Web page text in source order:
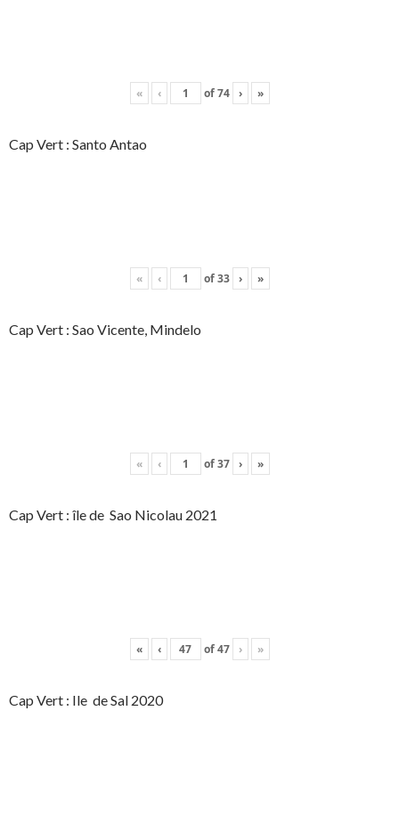
« ‹ of74 › »
Cap Vert : Santo Antao
« ‹ of33 › »
Cap Vert : Sao Vicente, Mindelo
« ‹ of37 › »
Cap Vert : île de Sao Nicolau 2021
« ‹ of47 › »
Cap Vert : Ile de Sal 2020